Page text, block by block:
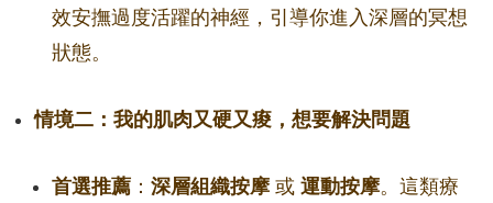
效安撫過度活躍的神經，引導你進入深層的冥想
狀態。
情境二：我的肌肉又硬又痠，想要解決問題
首選推薦 ： 深層組織按摩或 運動按摩。這類療